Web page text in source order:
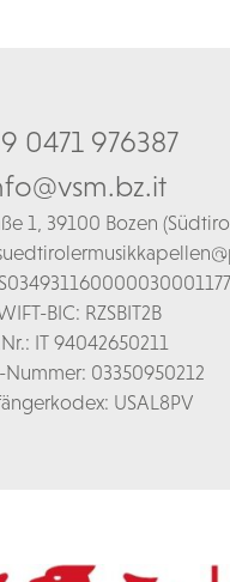
0471 976387
1, 39100 Bozen
BIC: RZSBIT2B
IT 94042650211
03350950212
USAL8PV